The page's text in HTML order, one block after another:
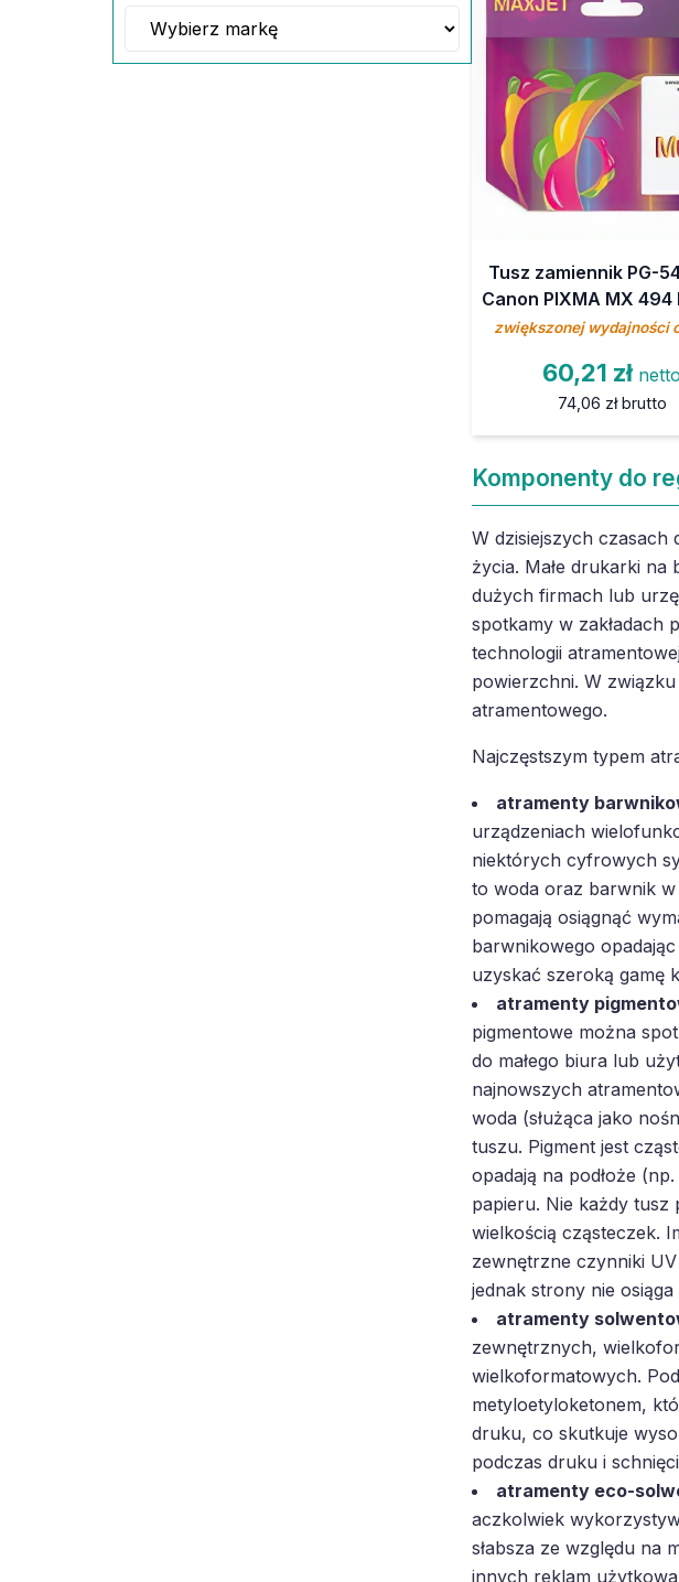
Tusz zamiennik PG-
Canon PIXMA MX 494
zwiększonej wydajności
60,21 zł netto
74,06 zł brutto
Komponenty do
W dzisiejszych
życia. Małe drukarki
dużych firmach lub
spotkamy w zakładach
technologii
powierzchni. W
atramentowego.
Najczęstszym typem
atramenty
urządzeniach
niektórych cyfrowych
to woda oraz barwnik w
pomagają osiągnąć
barwnikowego
uzyskać szeroką gamę
atramenty
pigmentowe można
do małego biura lub
najnowszych
woda (służąca jako
tuszu. Pigment jest
opadają na podłoże
papieru. Nie każdy tusz
wielkością cząsteczek.
zewnętrzne czynniki
jednak strony nie
atramenty
zewnętrznych,
wielkoformatowych.
metyloetyloketonem,
druku, co skutkuje
podczas druku i
atramenty eco-
aczkolwiek
słabsza ze względu na
innych reklam